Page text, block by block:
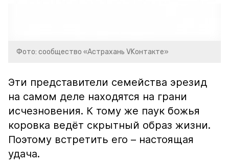
Фото: сообщество «Астрахань VKонтакте»
Эти представители семейства эрезид
на самом деле находятся на грани
исчезновения. К тому же паук божья
коровка ведёт скрытный образ жизни.
Поэтому встретить его – настоящая
удача.